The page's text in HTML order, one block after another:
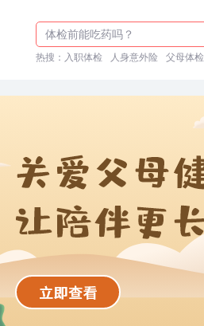
体检前能吃药吗？
十大理由告诉你为什么要买保险
热搜： 入职体检 人身意外险 父母体检